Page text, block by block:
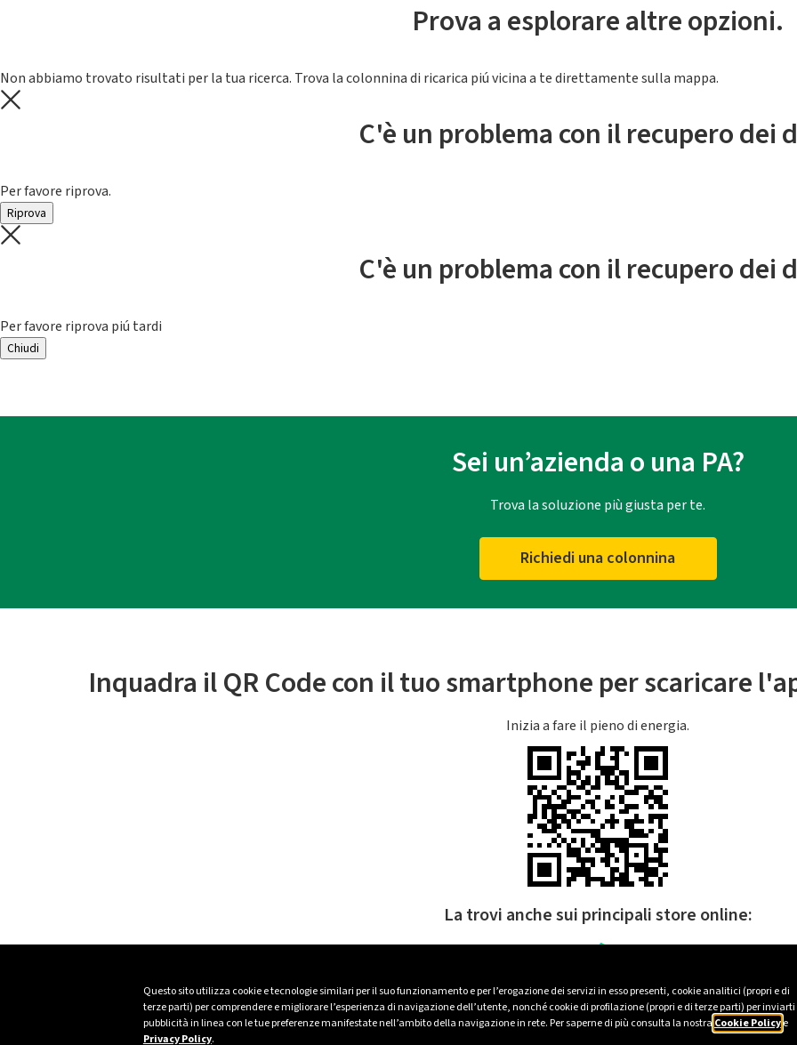
Questo sito utilizza cookie e tecnologie similari per il suo funzionamento e per l’erogazione dei servizi in esso presenti, cookie analitici (propri e di
terze parti) per comprendere e migliorare l’esperienza di navigazione dell’utente, nonché cookie di profilazione (propri e di terze parti) per inviarti
pubblicità in linea con le tue preferenze manifestate nell’ambito della navigazione in rete. Per saperne di più consulta la nostra Cookie Policye
Privacy Policy.
Prova a esplorare altre opzioni.
Non abbiamo trovato risultati per la tua ricerca. Trova la colonnina di ricarica piú vicina a te direttamente sulla mappa.
C'è un problema con il recupero dei
Per favore riprova.
Riprova
C'è un problema con il recupero dei
Per favore riprova piú tardi
Chiudi
Sei un’azienda o una PA?
Trova la soluzione più giusta per te.
Richiedi una colonnina
Inquadra il QR Code con il tuo smartphone per scaricare
Inizia a fare il pieno di energia.
La trovi anche sui principali store online: